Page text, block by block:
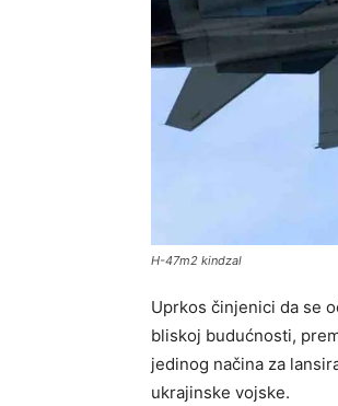
H-47m2 kindzal
Uprkos činjenici da se
bliskoj budućnosti,
jedinog načina za
ukrajinske vojske.